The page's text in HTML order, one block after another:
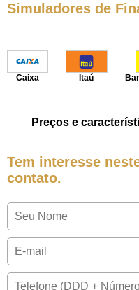
Simuladores de
Caixa Itaú
Preços e
Tem interesse
contato.